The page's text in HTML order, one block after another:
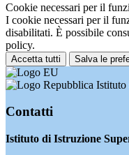
Cookie necessari per il
I cookie necessari per il
disabilitati. È possibile
policy.
Accetta tutti Salva le
Istituto
Contatti
Istituto di Istruzione